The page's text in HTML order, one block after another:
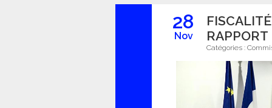
28
Nov
RAPPORT
Catégories :